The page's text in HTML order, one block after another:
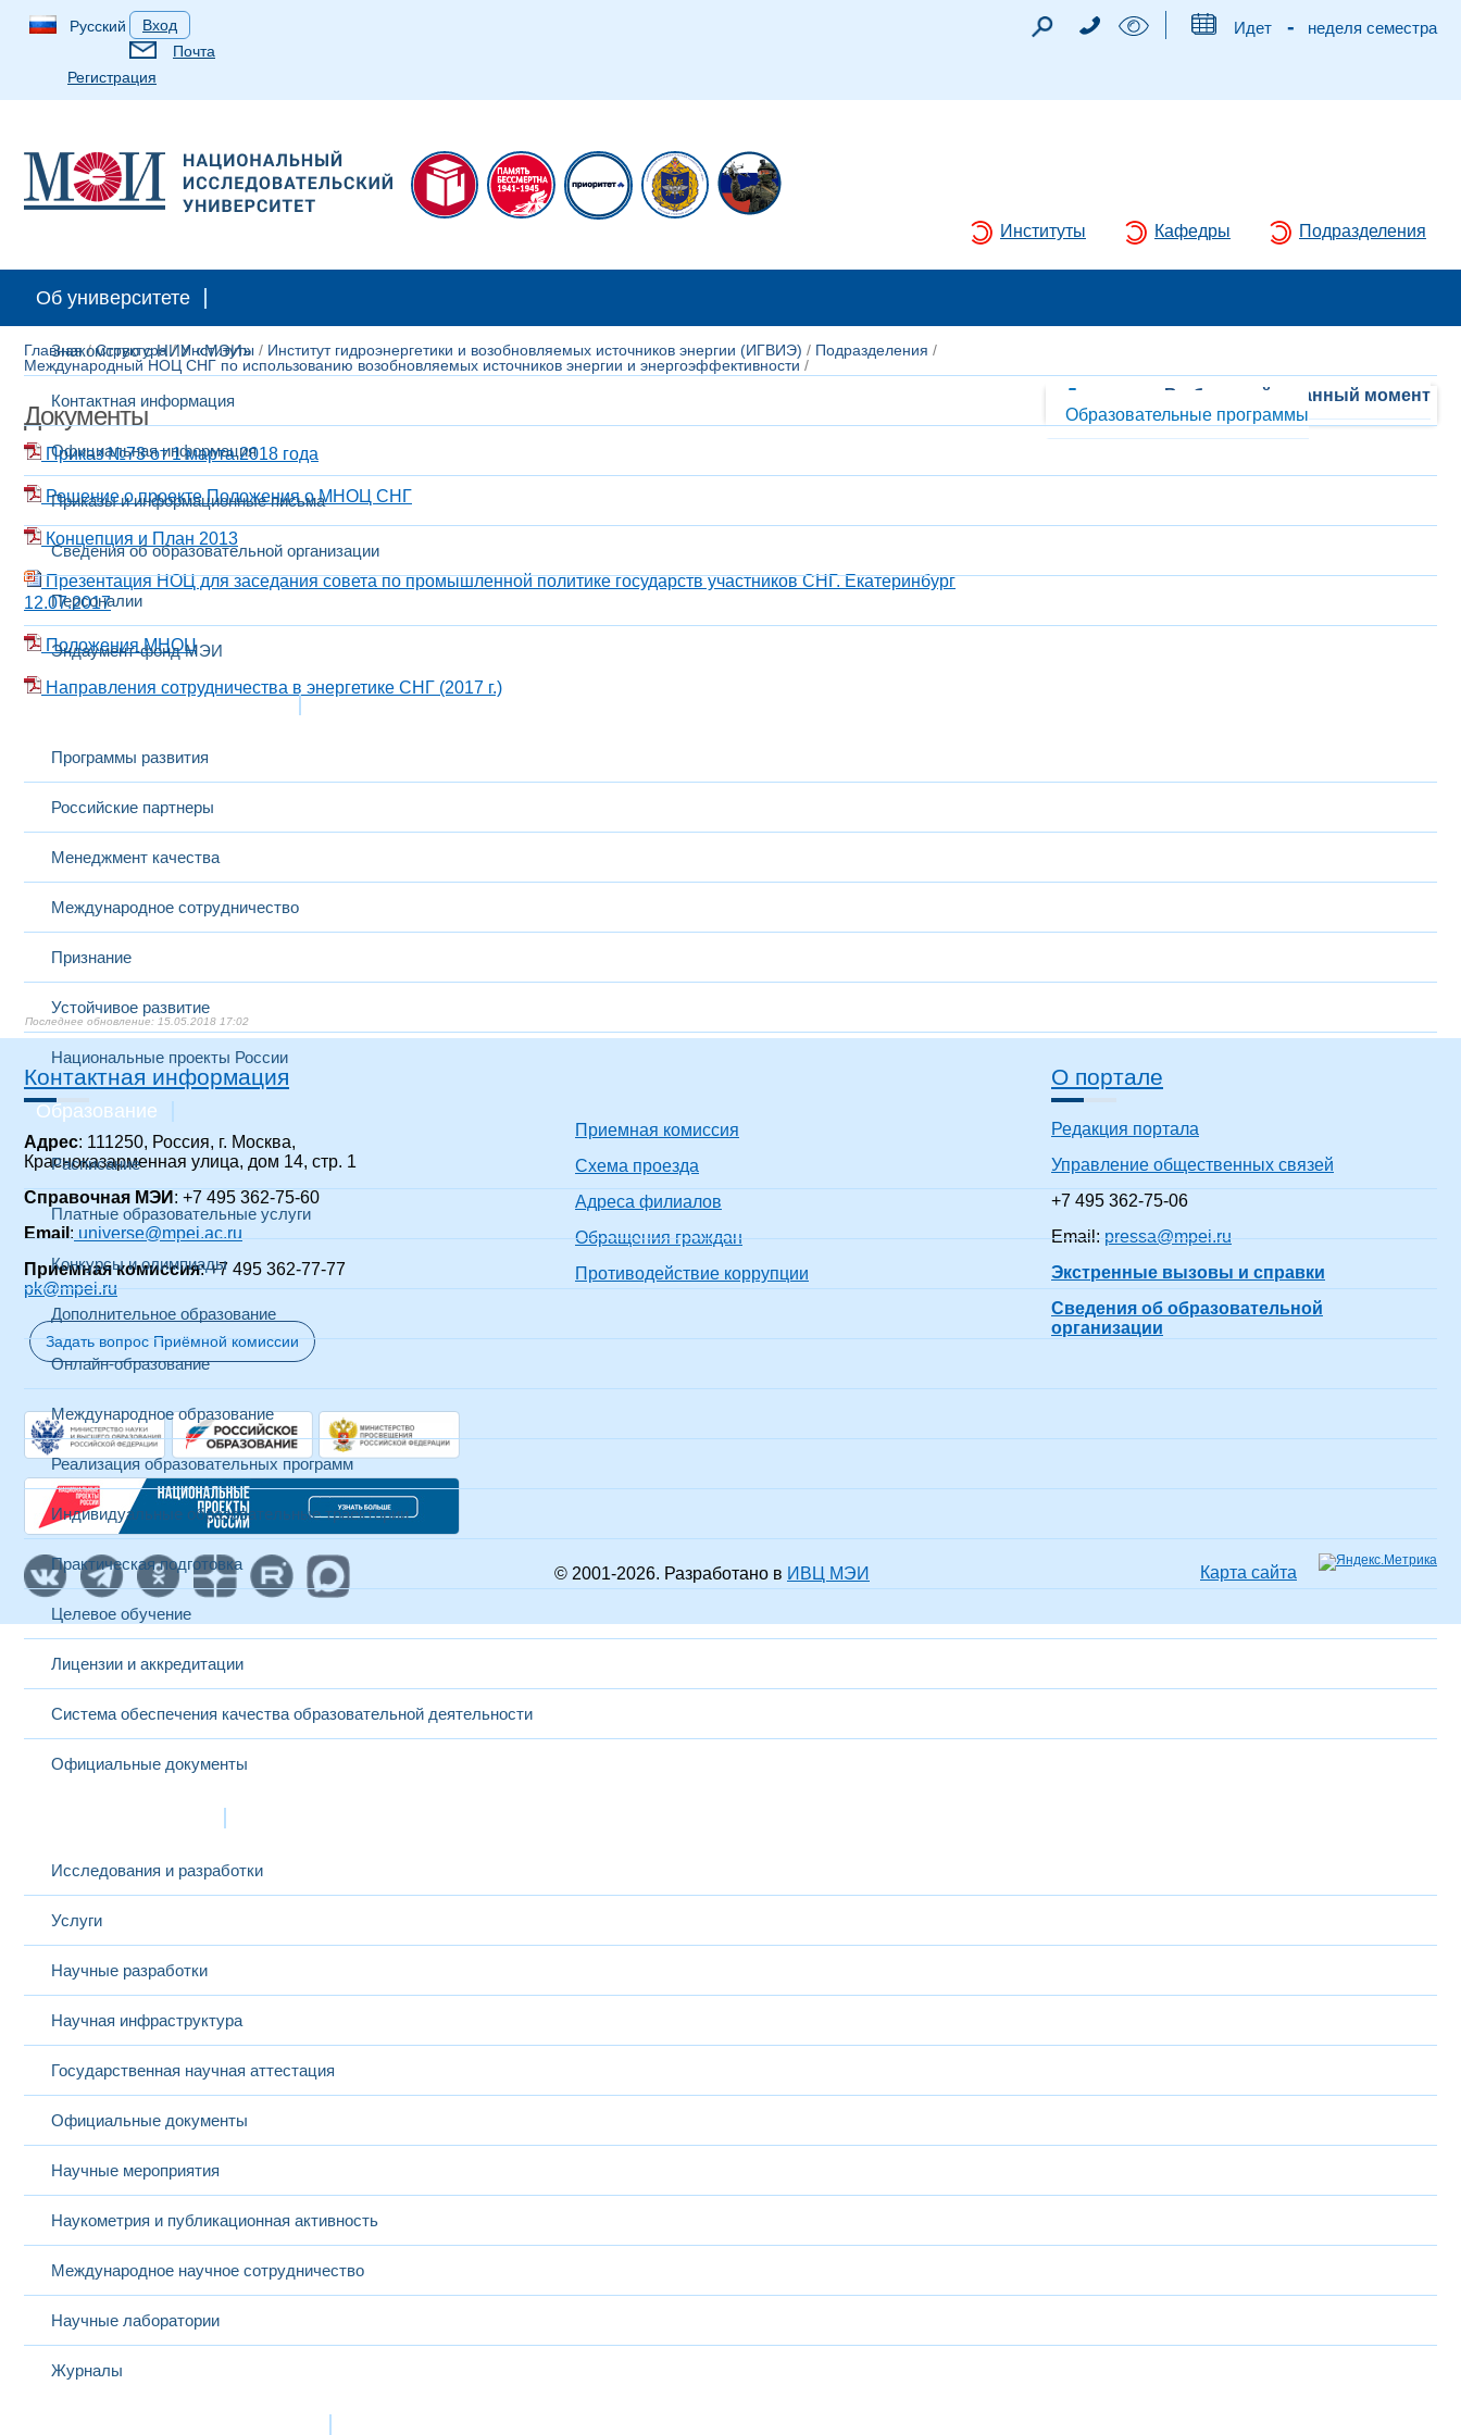
Русский
Вход
Почта
Регистрация
Идет - неделя семестра
Институты Кафедры Подразделения
Студентам
Об университете
Знакомство с НИУ «МЭИ»
Контактная информация
Официальная информация
Приказы и информационные письма
Сведения об образовательной организации
Персоналии
Эндаумент-фонд МЭИ
Программы развития
Российские партнеры
Менеджмент качества
Международное сотрудничество
Признание
Устойчивое развитие
Национальные проекты России
Образование
Расписание
Платные образовательные услуги
Конкурсы и олимпиады
Дополнительное образование
Онлайн-образование
Международное образование
Реализация образовательных программ
Индивидуальные образовательные траектории
Практическая подготовка
Целевое обучение
Лицензии и аккредитации
Система обеспечения качества образовательной деятельности
Официальные документы
Исследования и разработки
Услуги
Научные разработки
Научная инфраструктура
Государственная научная аттестация
Официальные документы
Научные мероприятия
Наукометрия и публикационная активность
Международное научное сотрудничество
Научные лаборатории
Журналы
Главная/Структура/Институты / Институт гидроэнергетики и возобновляемых источни­ков энергии (ИГВИЭ) / Подразделения /
Международный НОЦ СНГ по использованию возобновляемых источников энергии и энергоэффективности /
Документы
Приказ №73 от 1 марта 2018 года
Решение о проекте Положения о МНОЦ СНГ
Концепция и План 2013
Презентация НОЦ для заседания совета по промышленной политике государств участников СНГ. Екатеринбург
12.07.2017
Положения МНОЦ
Направления сотрудничества в энергетике СНГ (2017 г.)​
15.05.2018 17:02
Документы Выбранный в данный момент
Образовательные программы
Контактная информация
Адрес: 111250, Россия, г. Москва,
Красноказарменная улица, дом 14, стр. 1
Справочная МЭИ : +7 495 362-75-60
Email : universe@mpei.ac.ru
Приемная комиссия: +7 495 362-77-77
pk@mpei.ru
Задать вопрос Приёмной комиссии
Приемная комиссия
Схема проезда
Адреса филиалов
Обращения граждан
Противодействие коррупции
О портале
Редакция портала
Управление общественных связей
+7 495 362-75-06
Email: pressa@mpei.ru
Экстренные вызовы и справки
Сведения об образовательной
организации
© 2001-2026. Разработано в ИВЦ МЭИ Карта сайта